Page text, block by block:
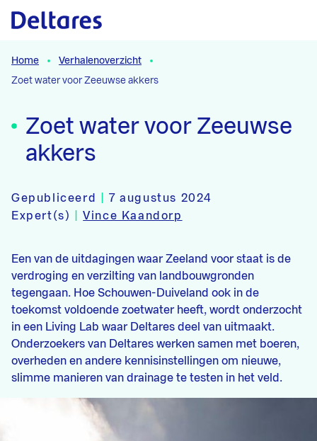
Naar hoofdcontent
Home
Verhalenoverzicht
Zoet water voor Zeeuwse akkers
Zoet water voor Zeeuwse
akkers
Gepubliceerd |7 augustus 2024
Expert(s)
|Vince Kaandorp
Een van de uitdagingen waar Zeeland voor staat is de
verdroging en verzilting van landbouwgronden
tegengaan. Hoe Schouwen-Duiveland ook in de
toekomst voldoende zoetwater heeft, wordt onderzocht
in een Living Lab waar Deltares deel van uitmaakt.
Onderzoekers van Deltares werken samen met boeren,
overheden en andere kennisinstellingen om nieuwe,
slimme manieren van drainage te testen in het veld.